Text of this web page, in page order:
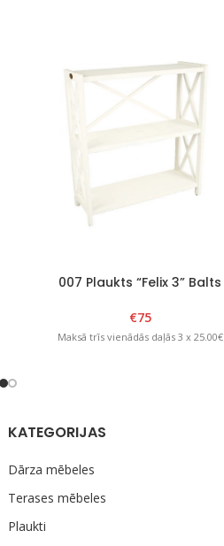
007 Plaukts “Felix 3” Balts
€75
Maksā trīs vienādās daļās 3 x 25.00€
KATEGORIJAS
Dārza mēbeles
Terases mēbeles
Plaukti